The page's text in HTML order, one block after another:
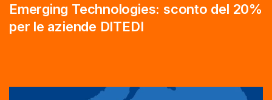
Emerging Technologies: sconto del 20%
per le aziende DITEDI